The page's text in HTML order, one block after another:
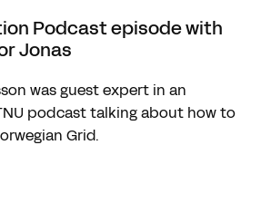
Podcast episode with
Jonas
was guest expert in an
podcast talking about how to
Grid.